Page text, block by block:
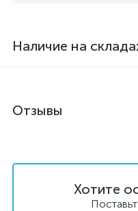
Наличие на
Отзывы
Хотите